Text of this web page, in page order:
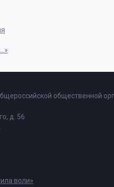
общественной
д. 56
воли»